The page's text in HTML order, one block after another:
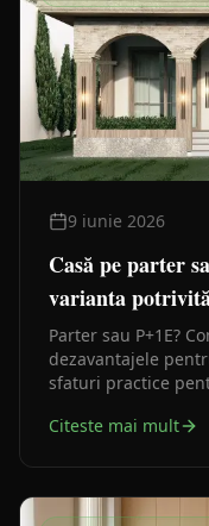
9 iunie 2026
Casă pe parter
varianta
Parter sau P+1E?
dezavantajele
sfaturi practice
Citeste mai mult